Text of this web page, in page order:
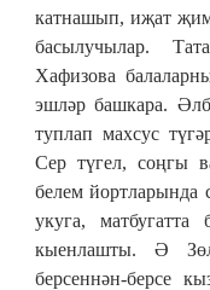
катнашып, иҗат
басылучылар.
Хафизова
эшләр башкара.
туплап махсус
Сер түгел, соңгы
белем йортларында
укуга,
кыенлашты. Ә
берсеннән-берсе